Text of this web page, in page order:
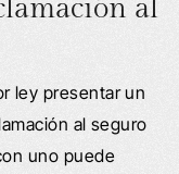
al
ley presentar un
al seguro
uno puede